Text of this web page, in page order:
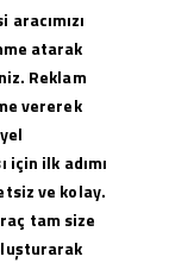
aracımızı
atarak
Reklam
vererek
ilk adımı
ve kolay.
tam size